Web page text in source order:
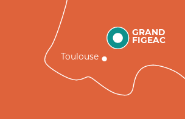
GRAND
FIGEAC
Toulouse